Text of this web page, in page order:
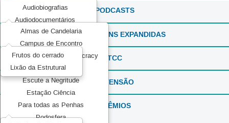
Audiobiografias
Audiodocumentários
ExperimentaSONS
Ficção em Áudio
Produções Experimentais
Recorda_SONS
Reportagens Especiais
Série ou Programa Especial
Sintonia Literária
TeMATIZaSONS
PODCASTS
Almas de Candelaria
Campus de Encontro
Communication and Democracy
Elas por Elas
Escute a Negritude
Estação Ciência
Para todas as Penhas
Podosfera
REPORTAGENS EXPANDIDAS
Frutos do cerrado
Lixão da Estrutural
TCC
EXTENSÃO
PRÊMIOS